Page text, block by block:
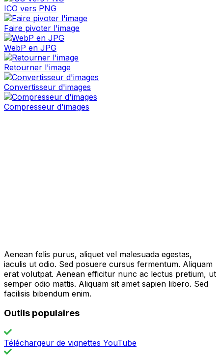
ICO vers PNG
Faire pivoter l'image
WebP en JPG
Retourner l'image
Convertisseur d'images
Compresseur d'images
Aenean felis purus, aliquet vel malesuada egestas,
iaculis ut odio. Sed posuere cursus fermentum. Aliquam
erat volutpat. Aenean efficitur nunc ac lectus pretium, ut
semper odio mattis. Aliquam sit amet sapien libero. Sed
facilisis bibendum enim.
Outils populaires
Téléchargeur de vignettes YouTube